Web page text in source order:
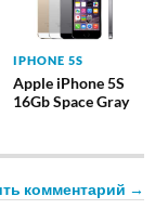
IPHONE 5S
Apple iPhone 5S
16Gb Space Gray
комментарий →